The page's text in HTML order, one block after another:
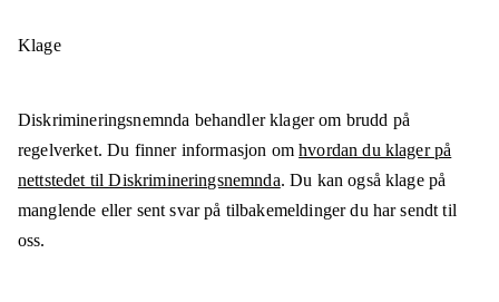
Klage
Diskrimineringsnemnda behandler klager om brudd på
regelverket. Du finner informasjon omhvordan du klager på
nettstedet til Diskrimineringsnemnda. Du kan også klage på
manglende eller sent svar på tilbakemeldinger du har sendt til
oss.